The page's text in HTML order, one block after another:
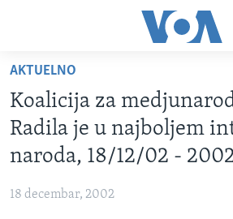
glavni
sadržaj
Pređi
na
glavnu
Idi
TV PROGRAM
VIDEO
FOTOGRAFIJE DANA
SJEDINJENE AMERIČKE DRŽAVE
NAUKA I TEHNOLOGIJA
AKTUELNO
Koalicija za
Radila je u najboljem
naroda, 18/12/02 -
18 decembar, 2002